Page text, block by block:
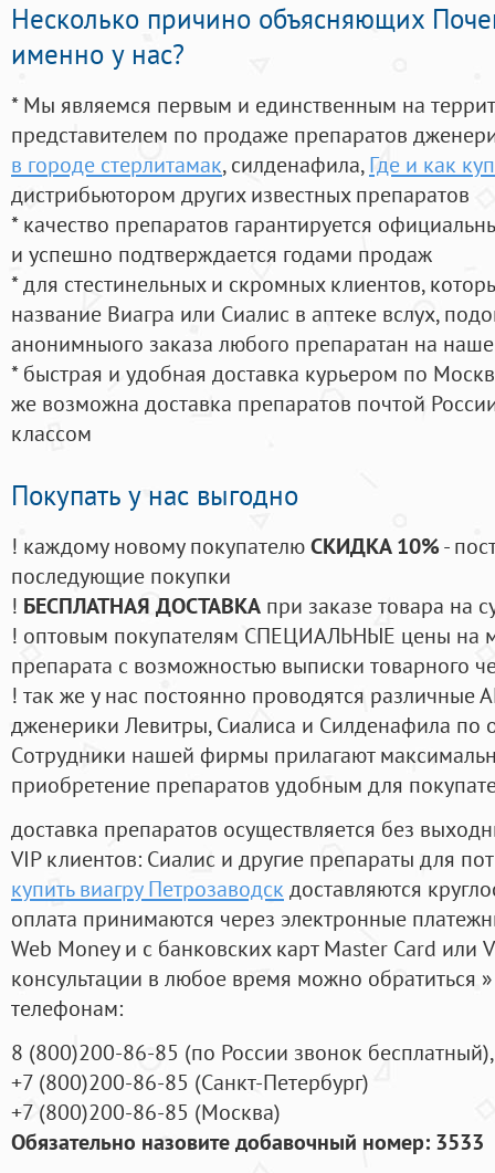
Несколько причино объясняющих
именно у нас?
* Мы являемся первым и единственным на
представителем по продаже препаратов
в городе стерлитамак, силденафила, Где и как
дистрибьютором других известных препаратов
* качество препаратов гарантируется
и успешно подтверждается годами продаж
* для стестинельных и скромных клиентов,
название Виагра или Сиалис в аптеке вслух,
анонимныого заказа любого препаратан на
* быстрая и удобная доставка курьером по
же возможна доставка препаратов почтой
классом
Покупать у нас выгодно
! каждому новому покупателюСКИДКА 10%-
последующие покупки
! БЕСПЛАТНАЯ ДОСТАВКА при заказе товара на
! оптовым покупателям СПЕЦИАЛЬНЫЕ цены на
препарата с возможностью выписки товарного
! так же у нас постоянно проводятся
дженерики Левитры, Сиалиса и Силденафила по
Cотрудники нашей фирмы прилагают
приобретение препаратов удобным для
доставка препаратов осуществляется без
VIP клиентов: Сиалис и другие препараты для
купить виагру Петрозаводск доставляются
оплата принимаются через электронные
Web Money и с банковских карт Master Card или
консультации в любое время можно обратиться
телефонам:
8 (800)200-86-85 (по России звонок бесплатный),
+7 (800)200-86-85 (Санкт-Петербург)
+7 (800)200-86-85 (Москва)
Обязательно назовите добавочный номер: 3533